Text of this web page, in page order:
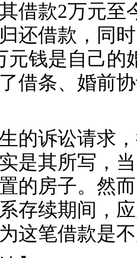
借款2万元至
还借款，同
元钱是自己的
借条、婚前
诉讼请求，
是其所写，
的房子。然
存续期间，
这笔借款是